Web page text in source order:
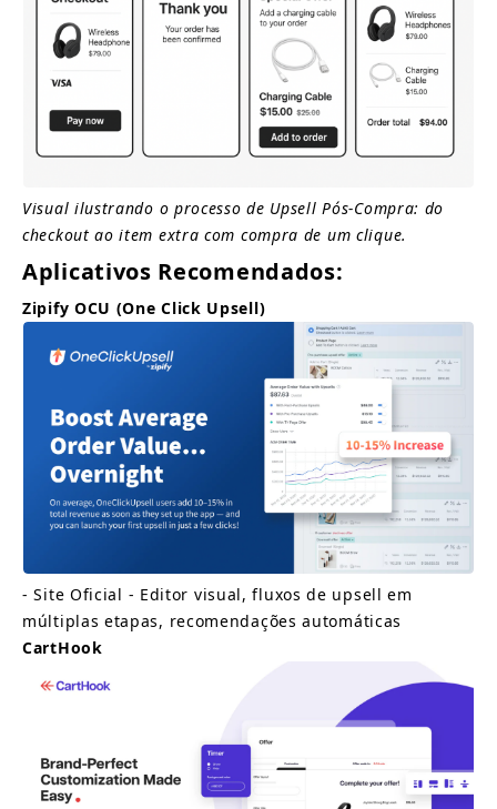
Visual ilustrando o processo de Upsell Pós-Compra: do
checkout ao item extra com compra de um clique.
Aplicativos Recomendados:
Zipify OCU (One Click Upsell)
- Site Oficial - Editor visual, fluxos de upsell em
múltiplas etapas, recomendações automáticas
CartHook